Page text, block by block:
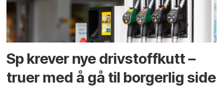
Sp krever nye drivstoffkutt –
truer med å gå til borgerlig side